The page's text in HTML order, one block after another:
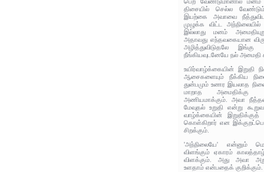
திசையில் செல்ல
இயற்கை அவாவை
முழுக்க விட்ட
இல்லாது மனம்
அதாவது எந்தவகையான
அழித்துவிடுதலே இங்கு
நீங்கியவுடனேயே நல் அமைதி
உயிர்வாழ்க்கையின் இறுதி
ஆசைகளையும் நீக்கிய
துன்பமும் உணர இயலாத
மாறாத அமைதிக்கு
அணியமாக்கும். அவா
மேவுதல் உறுதி என்று
வாழ்க்கையின்
கொள்கிறார் என
சிறக்கும்.
'அந்நிலையே' என்னும்
விளங்கும் ஏகாரம்
விளக்கும். அது அவா
உளதாம் என்பதைக் குறிக்கும்.